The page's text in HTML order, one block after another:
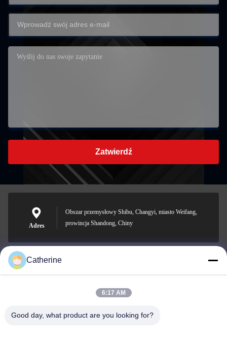
Zatwierdź
Adres
Obszar przemysłowy Shibu, Changyi, miasto Weifang,
prowincja Shandong, Chiny
padraic@huayumachine.cn
Catherine
6:17 AM
Good day, what product are you looking for?